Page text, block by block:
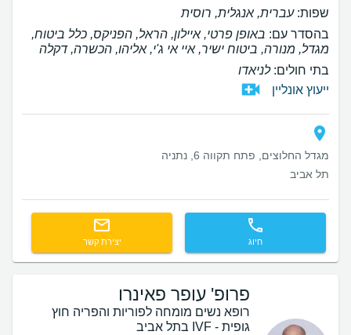
שפות:עברית, אנגלית, רוסית
בהסדר עם: באופן פרטי, איילון, הראל, הפניקס, כלל ביטוח,
מגדל, מנורה, ביטוח ישיר, איי אי ג'י, אליהו, הכשרה, דקלה
בתי חולים:לניאדו
ייעוץ אונליין
מגדל החלוצים, פתח תקווה 6, נתניה
תל אביב
חיוג יצירת קשר
פרופ' עופר פאינרו
רופא נשים מומחה לפוריות והפריה חוץ
גופית - IVF בתל אביב